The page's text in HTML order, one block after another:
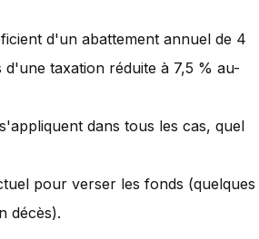
d'un abattement annuel de 4
taxation réduite à 7,5 % au-
dans tous les cas, quel
pour verser les fonds (quelques
décès).